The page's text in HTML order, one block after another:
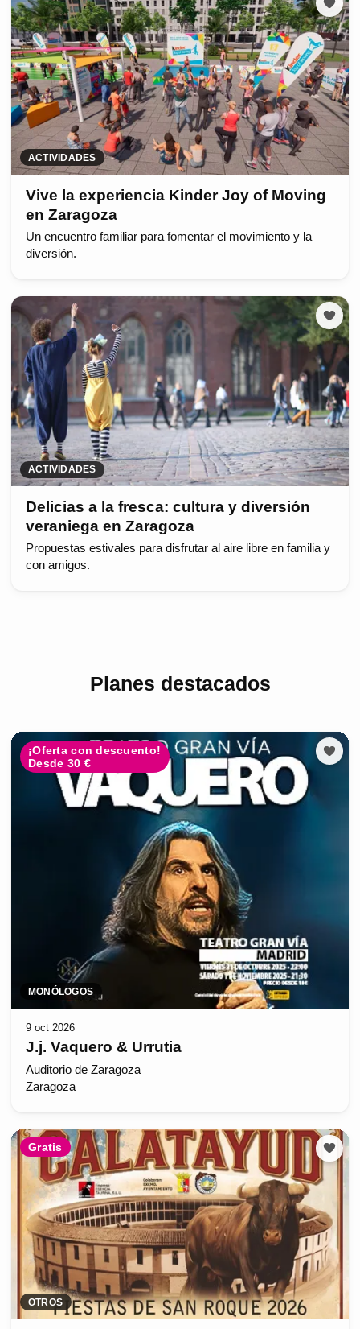
ACTIVIDADES
Vive la experiencia Kinder Joy of Moving
en Zaragoza
Un encuentro familiar para fomentar el movimiento y la
diversión.
ACTIVIDADES
Delicias a la fresca: cultura y diversión
veraniega en Zaragoza
Propuestas estivales para disfrutar al aire libre en familia y
con amigos.
Planes destacados
¡Oferta con descuento!
Desde 30 €
MONÓLOGOS
9 oct 2026
J.j. Vaquero & Urrutia
Auditorio de Zaragoza
Zaragoza
Gratis
OTROS